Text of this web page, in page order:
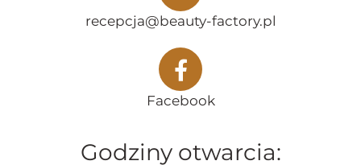
recepcja@beauty-factory.pl
Facebook
Godziny otwarcia: